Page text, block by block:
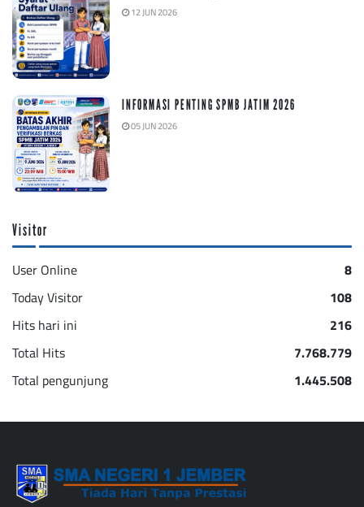
12 JUN 2026
INFORMASI PENTING SPMB JATIM 2026
05 JUN 2026
Visitor
User Online
8
Today Visitor
108
Hits hari ini
216
Total Hits
7.768.779
Total pengunjung
1.445.508